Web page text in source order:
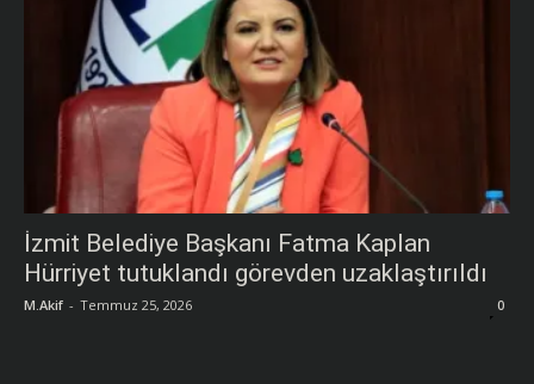
İzmit Belediye Başkanı Fatma Kaplan
Hürriyet tutuklandı görevden uzaklaştırıldı
M.Akif - Temmuz 25, 2026 0